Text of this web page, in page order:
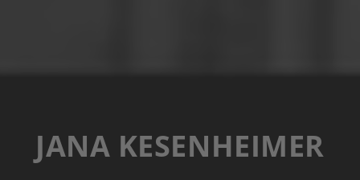
JANA KESENHEIMER